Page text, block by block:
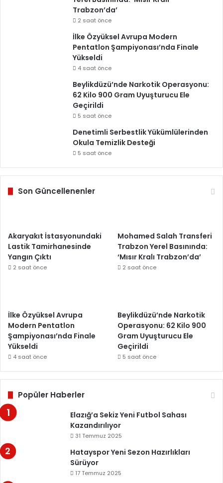
Trabzon’da’
2 saat önce
İlke Özyüksel Avrupa Modern
Pentatlon Şampiyonası’nda Finale
Yükseldi
4 saat önce
Beylikdüzü’nde Narkotik Operasyonu:
62 Kilo 900 Gram Uyuşturucu Ele
Geçirildi
5 saat önce
Denetimli Serbestlik Yükümlülerinden
Okula Temizlik Desteği
5 saat önce
Son Güncellenenler
Akaryakıt İstasyonundaki
Lastik Tamirhanesinde
Yangın Çıktı
2 saat önce
Mohamed Salah Transferi
Trabzon Yerel Basınında:
‘Mısır Kralı Trabzon’da’
2 saat önce
İlke Özyüksel Avrupa
Modern Pentatlon
Şampiyonası’nda Finale
Yükseldi
4 saat önce
Beylikdüzü’nde Narkotik
Operasyonu: 62 Kilo 900
Gram Uyuşturucu Ele
Geçirildi
5 saat önce
Popüler Haberler
Elazığ’a Sekiz Yeni Futbol Sahası
Kazandırılıyor
31 Temmuz 2025
Hatayspor Yeni Sezon Hazırlıkları
Sürüyor
17 Temmuz 2025